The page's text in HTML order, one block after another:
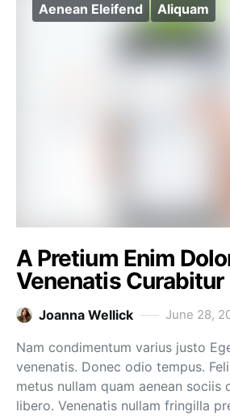
Aenean Eleifend Aliquam
A Pretium Enim
Venenatis Curabitur
Joanna Wellick June 28,
Nam condimentum varius justo
venenatis. Donec odio tempus.
metus nullam quam aenean sociis
libero. Venenatis nullam fringilla